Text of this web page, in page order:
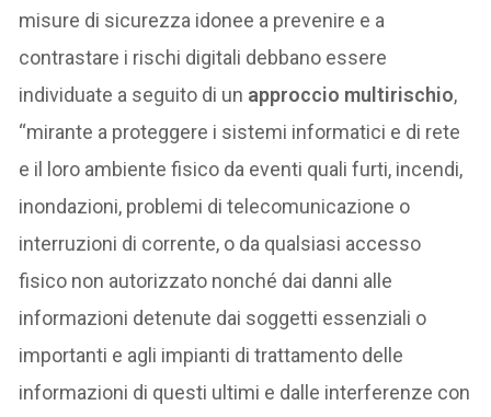
misure di sicurezza idonee a prevenire e a
contrastare i rischi digitali debbano essere
individuate a seguito di un approccio multirischio,
“mirante a proteggere i sistemi informatici e di rete
e il loro ambiente fisico da eventi quali furti, incendi,
inondazioni, problemi di telecomunicazione o
interruzioni di corrente, o da qualsiasi accesso
fisico non autorizzato nonché dai danni alle
informazioni detenute dai soggetti essenziali o
importanti e agli impianti di trattamento delle
informazioni di questi ultimi e dalle interferenze con